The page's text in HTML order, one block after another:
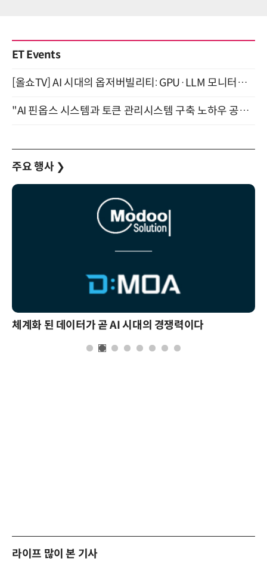
ET Events
[올쇼TV] AI 시대의 옵저버빌리티: GPU·LLM 모니터링부터 AI 기반 장애 대응까지 (8/11 생방송)
"AI 핀옵스 시스템과 토큰 관리시스템 구축 노하우 공개" 잠실 한국광고문화회관 2층 대회의실 (8/21)
주요 행사 ❯
체계화 된 데이터가 곧 AI 시대의 경쟁력이다
라이프 많이 본 기사